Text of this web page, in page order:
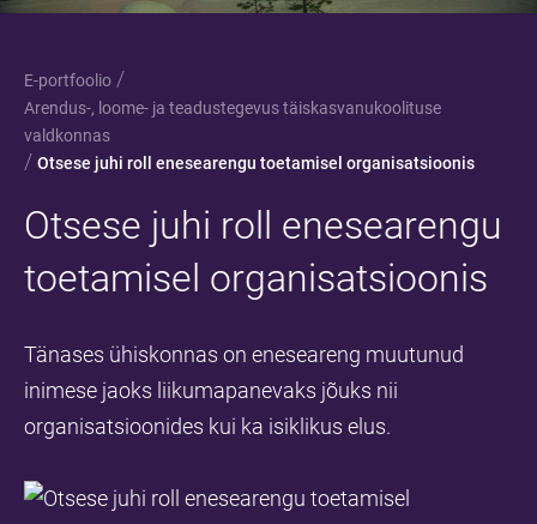
E-portfoolio /
Arendus-, loome- ja teadustegevus täiskasvanukoolituse
valdkonnas
/ Otsese juhi roll enesearengu toetamisel organisatsioonis
Otsese juhi roll enesearengu
toetamisel organisatsioonis
Tänases ühiskonnas on eneseareng muutunud
inimese jaoks liikumapanevaks jõuks nii
organisatsioonides kui ka isiklikus elus.